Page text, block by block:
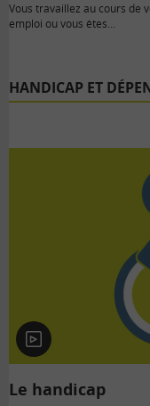
Vous travaillez au cours de
emploi ou vous êtes…
HANDICAP ET
En
vidéo
Le handicap